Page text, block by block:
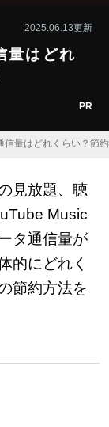
2025.06.13更新
はどれ
PR
信量はどれくらい？節
見放題、聴
Music
タ通信量が
的にどれく
節約方法を